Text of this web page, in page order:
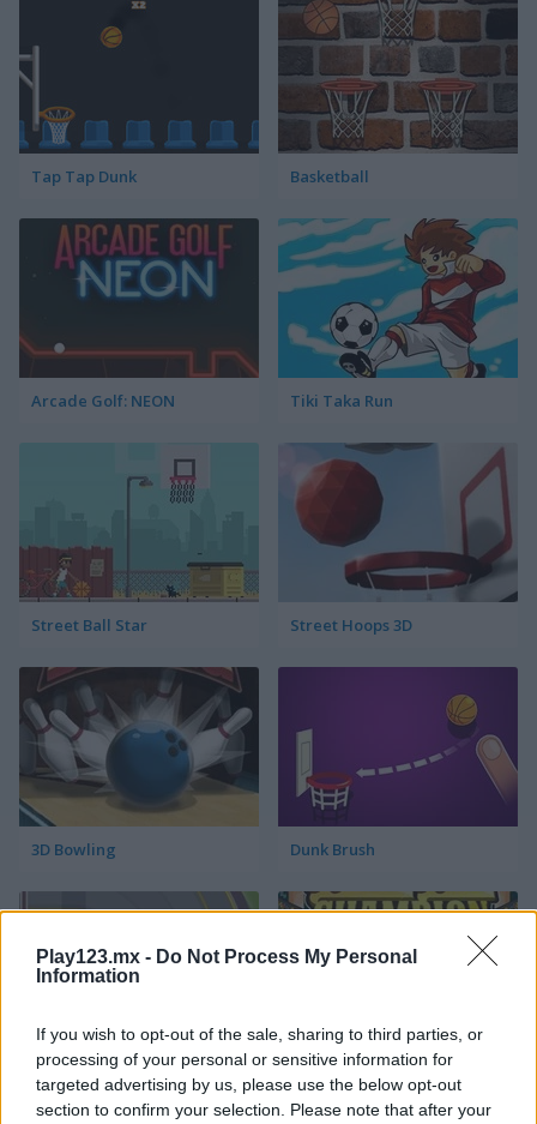
Play123.mx - Do Not Process My Personal
Information
If you wish to opt-out of the sale, sharing to third parties, or
processing of your personal or sensitive information for
targeted advertising by us, please use the below opt-out
section to confirm your selection. Please note that after your
Tap Tap Dunk Basketball
Arcade Golf: NEON Tiki Taka Run
Street Ball Star Street Hoops 3D
3D Bowling Dunk Brush
Race Right Home Run Champion